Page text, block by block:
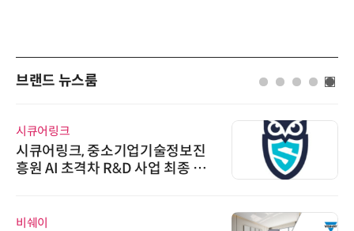
브랜드 뉴스룸
시큐어링크
시큐어링크, 중소기업기술정보진
흥원 AI 초격차 R&D 사업 최종 선
비쉐이